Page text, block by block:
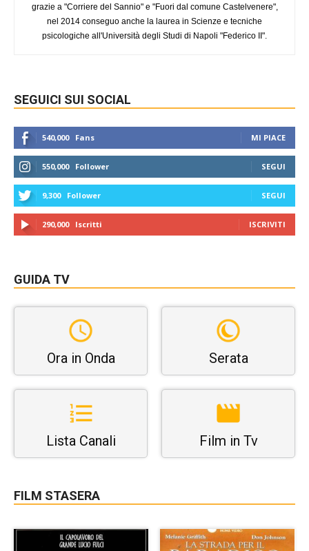
grazie a "Corriere del Sannio" e "Fuori dal comune Castelvenere",
nel 2014 conseguo anche la laurea in Scienze e tecniche
psicologiche all'Università degli Studi di Napoli "Federico II".
SEGUICI SUI SOCIAL
540,000 Fans MI PIACE
550,000 Follower SEGUI
9,300 Follower SEGUI
290,000 Iscritti ISCRIVITI
GUIDA TV
Ora in Onda Serata
Lista Canali Film in Tv
FILM STASERA